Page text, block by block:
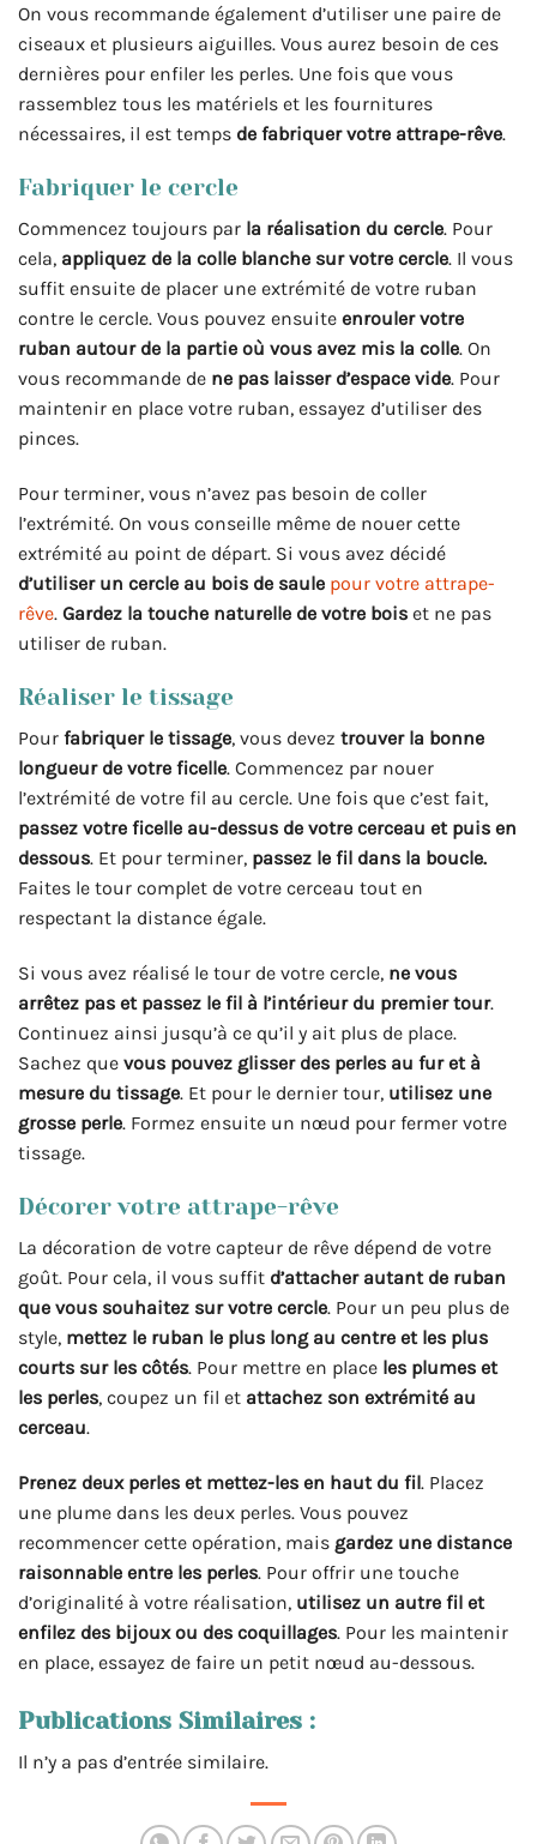
On vous recommande également d’utiliser une paire de
ciseaux et plusieurs aiguilles. Vous aurez besoin de ces
dernières pour enfiler les perles. Une fois que vous
rassemblez tous les matériels et les fournitures
nécessaires, il est temps de fabriquer votre attrape-rêve.
Fabriquer le cercle
Commencez toujours par la réalisation du cercle. Pour
cela, appliquez de la colle blanche sur votre cercle. Il vous
suffit ensuite de placer une extrémité de votre ruban
contre le cercle. Vous pouvez ensuite enrouler votre
ruban autour de la partie où vous avez mis la colle. On
vous recommande de ne pas laisser d’espace vide. Pour
maintenir en place votre ruban, essayez d’utiliser des
pinces.
Pour terminer, vous n’avez pas besoin de coller
l’extrémité. On vous conseille même de nouer cette
extrémité au point de départ. Si vous avez décidé
d’utiliser un cercle au bois de saule pour votre attrape-
rêve. Gardez la touche naturelle de votre bois et ne pas
utiliser de ruban.
Réaliser le tissage
Pour fabriquer le tissage, vous devez trouver la bonne
longueur de votre ficelle. Commencez par nouer
l’extrémité de votre fil au cercle. Une fois que c’est fait,
passez votre ficelle au-dessus de votre cerceau et puis en
dessous. Et pour terminer, passez le fil dans la boucle.
Faites le tour complet de votre cerceau tout en
respectant la distance égale.
Si vous avez réalisé le tour de votre cercle, ne vous
arrêtez pas et passez le fil à l’intérieur du premier tour.
Continuez ainsi jusqu’à ce qu’il y ait plus de place.
Sachez que vous pouvez glisser des perles au fur et à
mesure du tissage. Et pour le dernier tour, utilisez une
grosse perle. Formez ensuite un nœud pour fermer votre
tissage.
Décorer votre attrape-rêve
La décoration de votre capteur de rêve dépend de votre
goût. Pour cela, il vous suffit d’attacher autant de ruban
que vous souhaitez sur votre cercle. Pour un peu plus de
style, mettez le ruban le plus long au centre et les plus
courts sur les côtés. Pour mettre en place les plumes et
les perles, coupez un fil et attachez son extrémité au
cerceau.
Prenez deux perles et mettez-les en haut du fil. Placez
une plume dans les deux perles. Vous pouvez
recommencer cette opération, mais gardez une distance
raisonnable entre les perles. Pour offrir une touche
d’originalité à votre réalisation, utilisez un autre fil et
enfilez des bijoux ou des coquillages. Pour les maintenir
en place, essayez de faire un petit nœud au-dessous.
Publications Similaires :
Il n’y a pas d’entrée similaire.